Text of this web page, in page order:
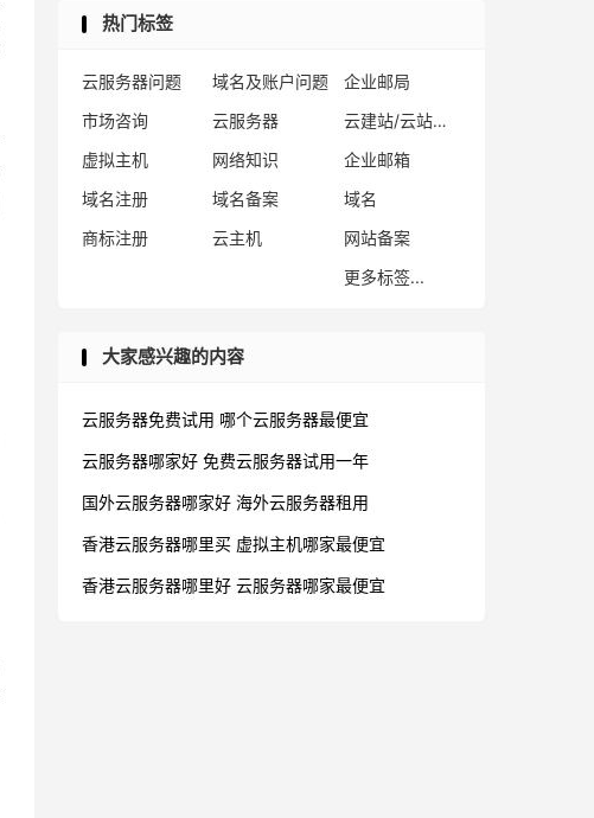
热门标签
云服务器问题 域名及账户问题
企业邮局
市场咨询
云服务器
云建站/云站群/小程序
虚拟主机
网络知识
企业邮箱
域名注册
域名备案
域名
商标注册
云主机
网站备案
更多标签...
大家感兴趣的内容
云服务器免费试用 哪个云服务器最便宜
云服务器哪家好 免费云服务器试用一年
国外云服务器哪家好 海外云服务器租用
香港云服务器哪里买 虚拟主机哪家最便宜
香港云服务器哪里好 云服务器哪家最便宜